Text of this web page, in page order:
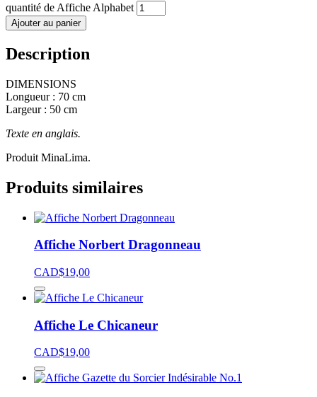
quantité de Affiche Alphabet
Ajouter au panier
Description
DIMENSIONS
Longueur : 70 cm
Largeur : 50 cm
Texte en anglais.
Produit MinaLima.
Produits similaires
Affiche Norbert Dragonneau
CAD$19,00
Affiche Le Chicaneur
CAD$19,00